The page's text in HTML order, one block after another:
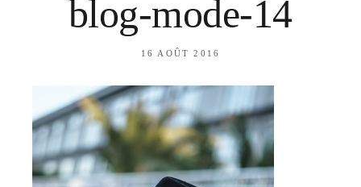
blog-mode-14
16 AOÛT 2016